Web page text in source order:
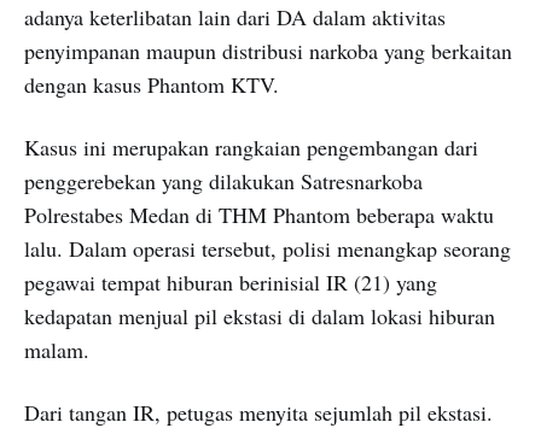
adanya keterlibatan lain dari DA dalam aktivitas
penyimpanan maupun distribusi narkoba yang berkaitan
dengan kasus Phantom KTV.
Kasus ini merupakan rangkaian pengembangan dari
penggerebekan yang dilakukan Satresnarkoba
Polrestabes Medan di THM Phantom beberapa waktu
lalu. Dalam operasi tersebut, polisi menangkap seorang
pegawai tempat hiburan berinisial IR (21) yang
kedapatan menjual pil ekstasi di dalam lokasi hiburan
malam.
Dari tangan IR, petugas menyita sejumlah pil ekstasi.